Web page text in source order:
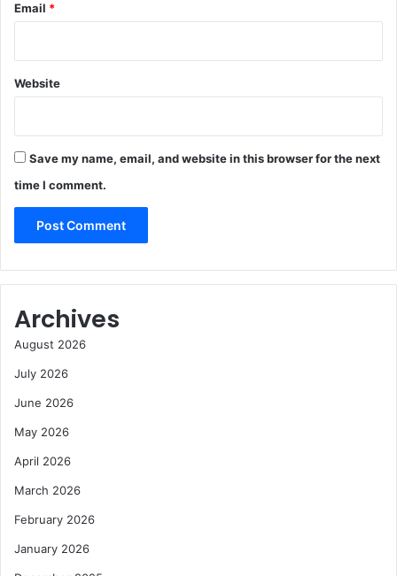
Email *
Website
Save my name, email, and website in this browser for the next
time I comment.
Archives
August 2026
July 2026
June 2026
May 2026
April 2026
March 2026
February 2026
January 2026